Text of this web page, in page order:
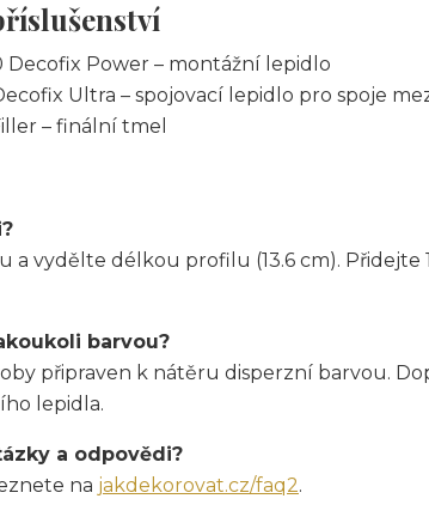
Decofix Power – montážní lepidlo
Ultra – spojovací lepidlo pro spoje
– finální tmel
a vydělte délkou profilu (13.6 cm). Přidejte
barvou?
připraven k nátěru disperzní barvou.
lepidla.
a odpovědi?
na jakdekorovat.cz/faq2.